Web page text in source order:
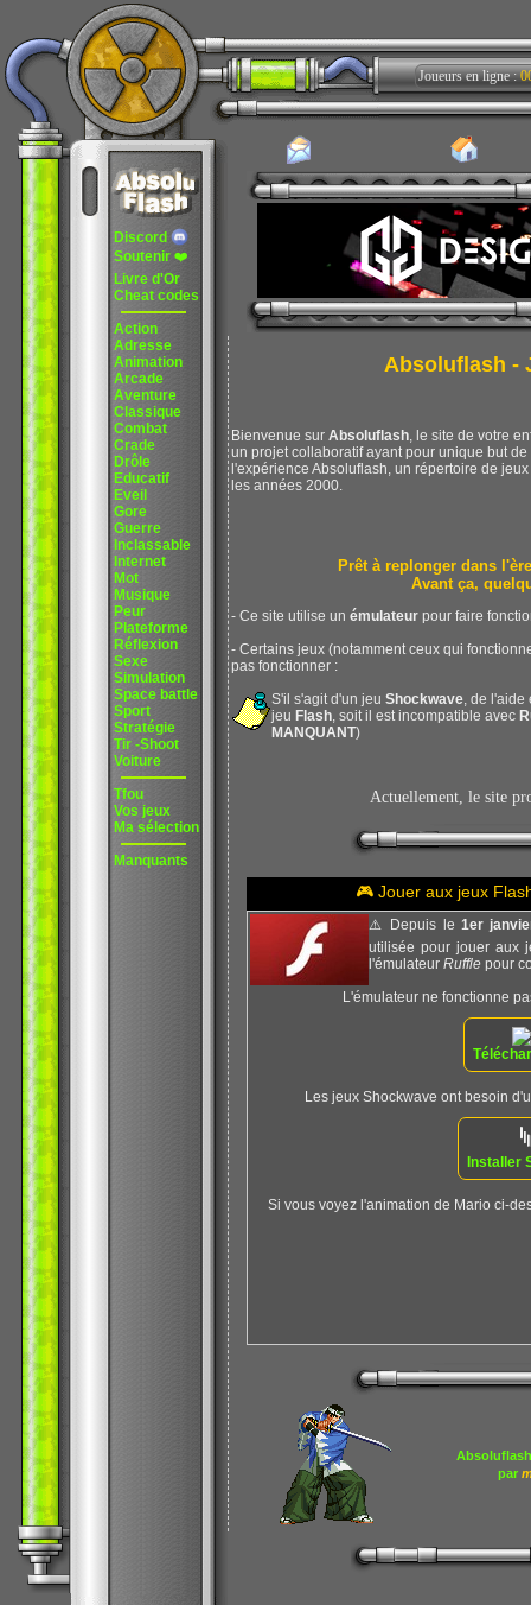
Discord
Soutenir ❤️
Livre d'Or
Cheat codes
Action
Adresse
Animation
Arcade
Aventure
Classique
Combat
Crade
Drôle
Educatif
Eveil
Gore
Guerre
Inclassable
Internet
Mot
Musique
Peur
Plateforme
Réflexion
Sexe
Simulation
Space battle
Sport
Stratégie
Tir -Shoot
Voiture
Tfou
Vos jeux
Ma sélection
Manquants
Joueurs en ligne :
Absoluflash -
Bienvenue sur Absoluflash , le site de votre
un projet collaboratif ayant pour unique but
l'expérience Absoluflash, un répertoire de
les années 2000.
Prêt à replonger dans
Avant ça,
- Ce site utilise un émulateur pour faire
- Certains jeux (notamment ceux qui
pas fonctionner :
S'il s'agit d'un jeu Shockwave , de
jeu Flash , soit il est incompatible avec
MANQUANT)
Actuellement, le site
🎮 Jouer aux jeux
⚠️ Depuis le 1er
utilisée pour jouer aux
l'émulateur Ruffle pour
L'émulateur ne fonctionne
Les jeux Shockwave ont besoin
Installer
Si vous voyez l'animation de Mario ci-
par